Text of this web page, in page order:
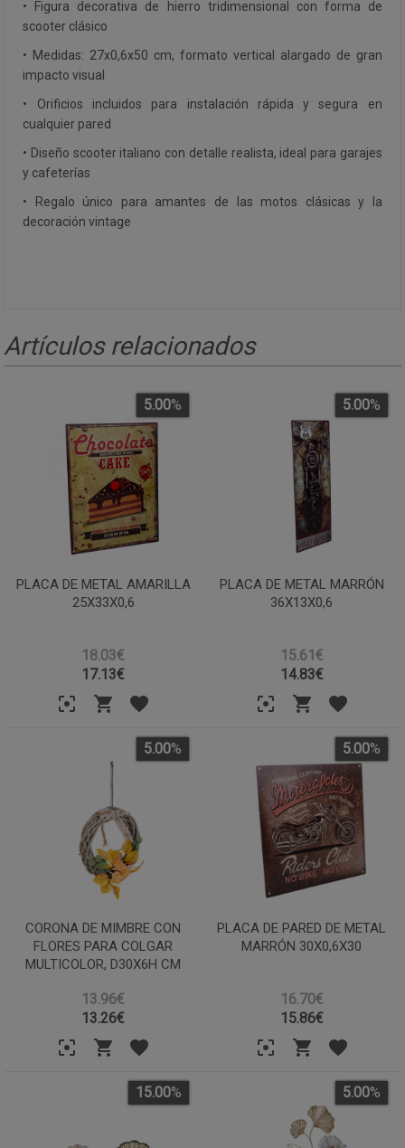
• Figura decorativa de hierro tridimensional con forma de
scooter clásico
• Medidas: 27x0,6x50 cm, formato vertical alargado de gran
impacto visual
• Orificios incluidos para instalación rápida y segura en
cualquier pared
• Diseño scooter italiano con detalle realista, ideal para garajes
y cafeterías
• Regalo único para amantes de las motos clásicas y la
decoración vintage
Artículos relacionados
PLACA DE METAL AMARILLA
25X33X0,6
18.03€
5.00%
17.13€
PLACA DE METAL MARRÓN
36X13X0,6
15.61€
5.00%
14.83€
CORONA DE MIMBRE CON
FLORES PARA COLGAR
MULTICOLOR, D30X6H CM
13.96€
5.00%
13.26€
PLACA DE PARED DE METAL
MARRÓN 30X0,6X30
16.70€
5.00%
15.86€
15.00% 5.00%